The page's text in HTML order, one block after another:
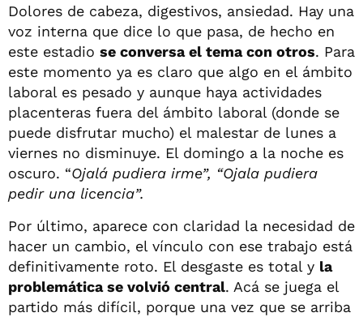
Dolores de cabeza, digestivos, ansiedad. Hay una
voz interna que dice lo que pasa, de hecho en
este estadio se conversa el tema con otros. Para
este momento ya es claro que algo en el ámbito
laboral es pesado y aunque haya actividades
placenteras fuera del ámbito laboral (donde se
puede disfrutar mucho) el malestar de lunes a
viernes no disminuye. El domingo a la noche es
oscuro. “Ojalá pudiera irme”, “Ojala pudiera
pedir una licencia”.
Por último, aparece con claridad la necesidad de
hacer un cambio, el vínculo con ese trabajo está
definitivamente roto. El desgaste es total y la
problemática se volvió central. Acá se juega el
partido más difícil, porque una vez que se arriba